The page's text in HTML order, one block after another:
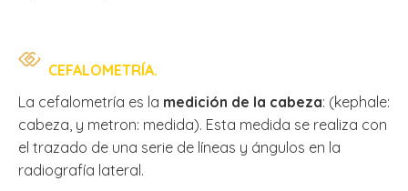
CEFALOMETRÍA.
La cefalometría es la medición de la cabeza: (kephale:
cabeza, y metron: medida). Esta medida se realiza con
el trazado de una serie de líneas y ángulos en la
radiografía lateral.